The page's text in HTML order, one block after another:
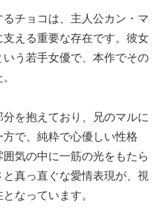
チョコは、主人公カン・マ
える重要な存在です。彼女
う若手女優で、本作でその
を抱えており、兄のマルに
で、純粋で心優しい性格
気の中に一筋の光をもたら
真っ直ぐな愛情表現が、視
なっています。